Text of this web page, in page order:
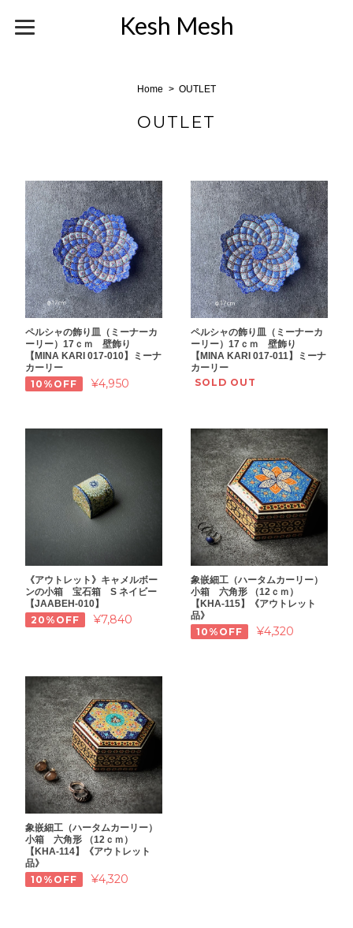
Kesh Mesh
Home OUTLET
OUTLET
ペルシャの飾り皿（ミーナーカ
ーリー）17ｃｍ 壁飾り
【MINA KARI 017-010】ミーナ
カーリー
10%OFF ¥4,950
ペルシャの飾り皿（ミーナーカ
ーリー）17ｃｍ 壁飾り
【MINA KARI 017-011】ミーナ
カーリー
SOLD OUT
《アウトレット》キャメルボー
ンの小箱 宝石箱 S ネイビー
【JAABEH-010】
20%OFF ¥7,840
象嵌細工（ハータムカーリー）
小箱 六角形 （12ｃｍ）
【KHA-115】《アウトレット
品》
10%OFF ¥4,320
象嵌細工（ハータムカーリー）
小箱 六角形 （12ｃｍ）
【KHA-114】《アウトレット
品》
10%OFF ¥4,320